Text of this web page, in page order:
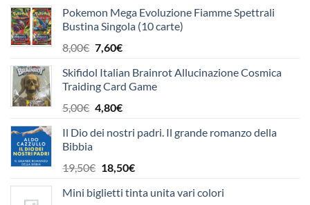
Pokemon Mega Evoluzione Fiamme Spettrali
Bustina Singola (10 carte)
8,00€ Il
originale
era:
8,00€.
7,60€Il
attuale
è:
7,60€.
Skifidol Italian Brainrot Allucinazione Cosmica
Traiding Card Game
5,00€ Il
originale
5,00€.
4,80€Il
attuale
4,80€.
Il Dio dei nostri padri. Il grande romanzo della
Bibbia
19,50€ Il
originale
18,50€Il
attuale
Mini biglietti tinta unita vari colori